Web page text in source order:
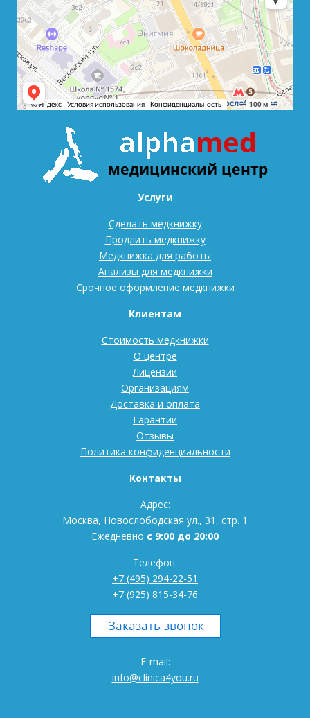
Услуги
Сделать медкнижку
Продлить медкнижку
Медкнижка для работы
Анализы для медкнижки
Срочное оформление медкнижки
Клиентам
Стоимость медкнижки
О центре
Лицензии
Организациям
Доставка и оплата
Гарантии
Отзывы
Политика конфиденциальности
Контакты
Адрес:
Москва, Новослободская ул., 31, стр. 1
Ежедневно с 9:00 до 20:00
Телефон:
+7 (495) 294-22-51
+7 (925) 815-34-76
E-mail:
info@clinica4you.ru